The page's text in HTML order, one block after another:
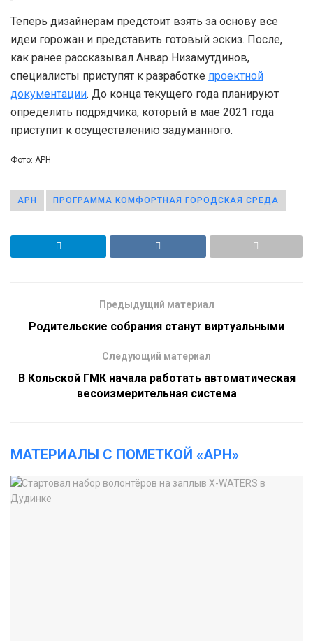
Теперь дизайнерам предстоит взять за основу все
идеи горожан и представить готовый эскиз. После,
как ранее рассказывал Анвар Низамутдинов,
специалисты приступят к разработке проектной
документации. До конца текущего года планируют
определить подрядчика, который в мае 2021 года
приступит к осуществлению задуманного.
Фото: АРН
АРН ПРОГРАММА КОМФОРТНАЯ ГОРОДСКАЯ СРЕДА
Предыдущий материал
Родительские собрания станут виртуальными
Следующий материал
В Кольской ГМК начала работать автоматическая
весоизмерительная система
МАТЕРИАЛЫ С ПОМЕТКОЙ «АРН»